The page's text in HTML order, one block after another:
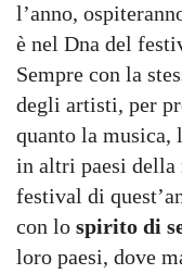
l’anno,
è nel Dna del
Sempre con la
degli artisti, per
quanto la musica,
in altri paesi della
festival di
con lo spirito di
loro paesi, dove